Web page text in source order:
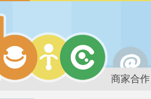
商家合作